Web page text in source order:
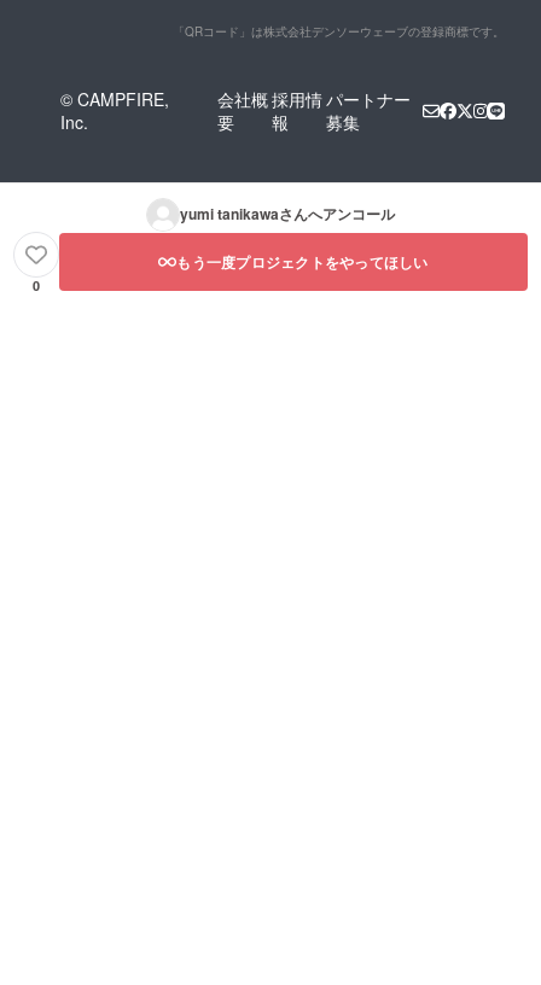
「QRコード」は株式会社デンソーウェーブの登録商標です。
© CAMPFIRE,
Inc.
会社概
要
採用情
報
パートナー
募集
yumi tanikawaさんへアンコール
0
もう一度プロジェクトをやってほしい